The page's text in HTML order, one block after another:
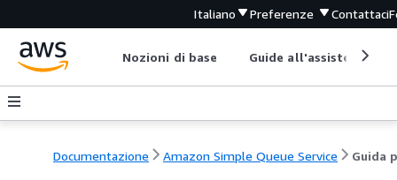
Italiano Preferenze Contattaci
Nozioni di base Guide all'assistenza
Documentazione Amazon Simple Queue Service